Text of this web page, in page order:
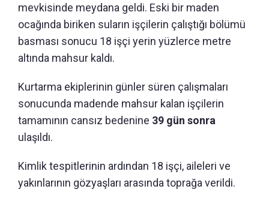
mevkisinde meydana geldi. Eski bir maden
ocağında biriken suların işçilerin çalıştığı bölümü
basması sonucu 18 işçi yerin yüzlerce metre
altında mahsur kaldı.
Kurtarma ekiplerinin günler süren çalışmaları
sonucunda madende mahsur kalan işçilerin
tamamının cansız bedenine 39 gün sonra
ulaşıldı.
Kimlik tespitlerinin ardından 18 işçi, aileleri ve
yakınlarının gözyaşları arasında toprağa verildi.